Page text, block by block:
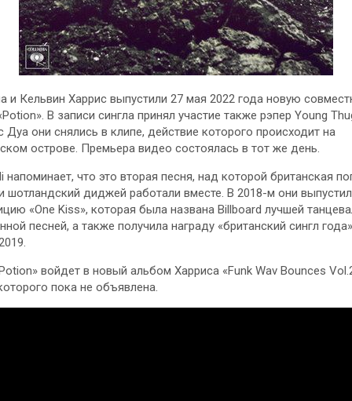
и Кельвин Харрис выпустили 27 мая 2022 года новую
В записи сингла принял участие также рэпер Young
Дуа они снялись в клипе, действие которого происходит на
острове. Премьера видео состоялась в тот же день.
напоминает, что это вторая песня, над которой британская
шотландский диджей работали вместе. В 2018-м они
«One Kiss», которая была названа Billboard лучшей
песней, а также получила награду «британский сингл
войдет в новый альбом Харриса «Funk Wav Bounces
пока не объявлена.